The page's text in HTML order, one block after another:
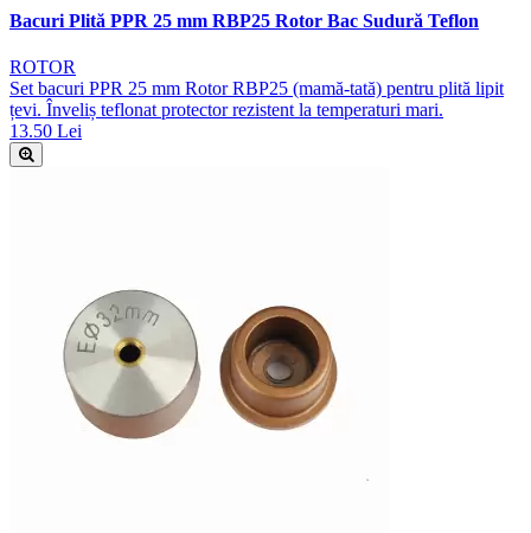
Bacuri Plită PPR 25 mm RBP25 Rotor Bac Sudură Teflon
ROTOR
Set bacuri PPR 25 mm Rotor RBP25 (mamă-tată) pentru plită lipit
țevi. Înveliș teflonat protector rezistent la temperaturi mari.
13.50 Lei